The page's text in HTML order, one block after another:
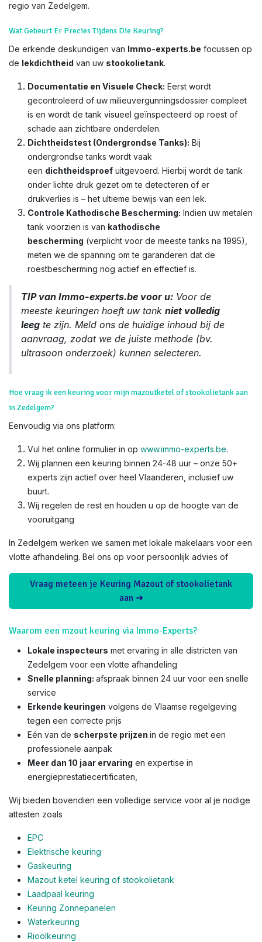
regio van Zedelgem.
Wat Gebeurt Er Precies Tijdens Die Keuring?
De erkende deskundigen van Immo-experts.be focussen op
de lekdichtheid van uw stookolietank.
Documentatie en Visuele Check: Eerst wordt
gecontroleerd of uw milieuvergunningsdossier compleet
is en wordt de tank visueel geïnspecteerd op roest of
schade aan zichtbare onderdelen.
Dichtheidstest (Ondergrondse Tanks): Bij
ondergrondse tanks wordt vaak
een dichtheidsproef uitgevoerd. Hierbij wordt de tank
onder lichte druk gezet om te detecteren of er
drukverlies is – het ultieme bewijs van een lek.
Controle Kathodische Bescherming: Indien uw metalen
tank voorzien is van kathodische
bescherming (verplicht voor de meeste tanks na 1995),
meten we de spanning om te garanderen dat de
roestbescherming nog actief en effectief is.
TIP van Immo-experts.be voor u: Voor de
meeste keuringen hoeft uw tank niet volledig
leeg te zijn. Meld ons de huidige inhoud bij de
aanvraag, zodat we de juiste methode (bv.
ultrasoon onderzoek) kunnen selecteren.
Hoe vraag ik een keuring voor mijn mazoutketel of stookolietank aan
in Zedelgem?
Eenvoudig via ons platform:
Vul het online formulier in op www.immo-experts.be.
Wij plannen een keuring binnen 24-48 uur – onze 50+
experts zijn actief over heel Vlaanderen, inclusief uw
buurt.
Wij regelen de rest en houden u op de hoogte van de
vooruitgang
In Zedelgem werken we samen met lokale makelaars voor een
vlotte afhandeling. Bel ons op voor persoonlijk advies of
Vraag meteen je Keuring Mazout of stookolietank
aan ➜
Waarom een mzout keuring via Immo-Experts?
Lokale inspecteurs met ervaring in alle districten van
Zedelgem voor een vlotte afhandeling
Snelle planning: afspraak binnen 24 uur voor een snelle
service
Erkende keuringen volgens de Vlaamse regelgeving
tegen een correcte prijs
Eén van de scherpste prijzen in de regio met een
professionele aanpak
Meer dan 10 jaar ervaring en expertise in
energieprestatiecertificaten,
Wij bieden bovendien een volledige service voor al je nodige
attesten zoals
EPC
Elektrische keuring
Gaskeuring
Mazout ketel keuring of stookolietank
Laadpaal keuring
Keuring Zonnepanelen
Waterkeuring
Rioolkeuring